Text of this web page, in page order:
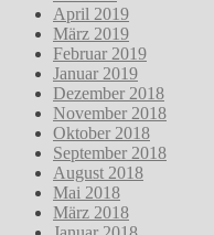
April 2019
März 2019
Februar 2019
Januar 2019
Dezember 2018
November 2018
Oktober 2018
September 2018
August 2018
Mai 2018
März 2018